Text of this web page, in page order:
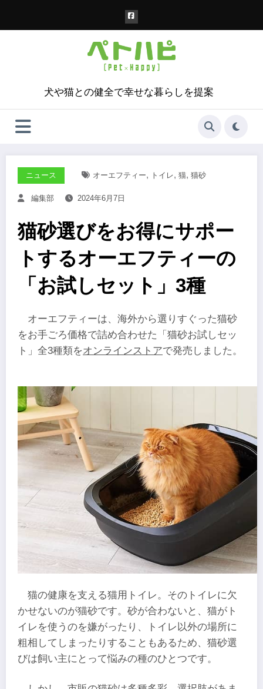
犬や猫との健全で幸せな暮らしを提案
ニュース オーエフティー, トイレ, 猫, 猫砂
編集部 2024年6月7日
猫砂選びをお得にサポー
トするオーエフティーの
「お試しセット」3種
オーエフティーは、海外から選りすぐった猫砂
をお手ごろ価格で詰め合わせた「猫砂お試しセッ
ト」全3種類をオンラインストアで発売しました。
猫の健康を支える猫用トイレ。そのトイレに欠
かせないのが猫砂です。砂が合わないと、猫がト
イレを使うのを嫌がったり、トイレ以外の場所に
粗相してしまったりすることもあるため、猫砂選
びは飼い主にとって悩みの種のひとつです。